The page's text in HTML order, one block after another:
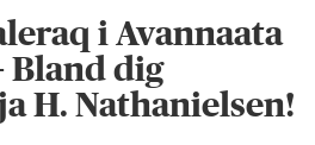
i Avannaata
Bland dig
H. Nathanielsen!